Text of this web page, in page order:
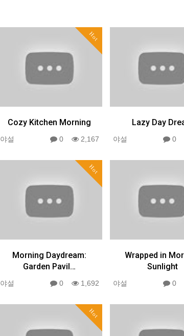
Hot
Cozy Kitchen Morning
야설 0 2,167
Lazy Day
야설 0
Hot
Morning Daydream:
Garden Pavil…
야설 0 1,692
Wrapped in
Sunlight
야설 0
Hot